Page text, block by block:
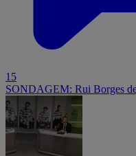
15
SONDAGEM: Rui Borges